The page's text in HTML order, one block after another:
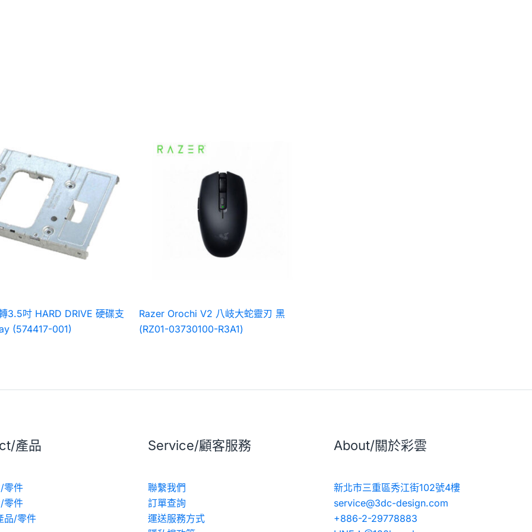
3.5吋 HARD DRIVE 硬碟支
(574417-001)
Razer Orochi V2 八岐大蛇靈刃 黑
(RZ01-03730100-R3A1)
產品
零件
零件
品/零件
Service/顧客服務
聯繫我們
訂單查詢
運送服務方式
About/關於彩雲
新北市三重區秀江街102號4樓
service@3dc-design.com
+886-2-29778883